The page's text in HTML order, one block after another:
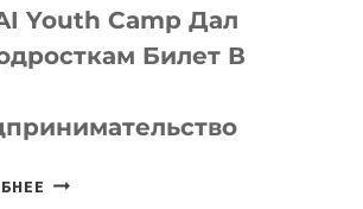
Youth Camp Дал
Билет В
ОТ